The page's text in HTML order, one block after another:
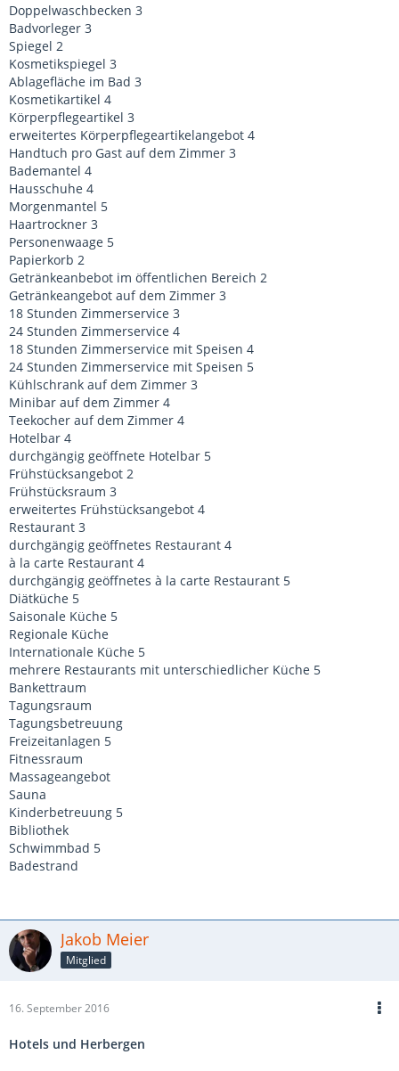
Doppelwaschbecken 3
Badvorleger 3
Spiegel 2
Kosmetikspiegel 3
Ablagefläche im Bad 3
Kosmetikartikel 4
Körperpflegeartikel 3
erweitertes Körperpflegeartikelangebot 4
Handtuch pro Gast auf dem Zimmer 3
Bademantel 4
Hausschuhe 4
Morgenmantel 5
Haartrockner 3
Personenwaage 5
Papierkorb 2
Getränkeanbebot im öffentlichen Bereich 2
Getränkeangebot auf dem Zimmer 3
18 Stunden Zimmerservice 3
24 Stunden Zimmerservice 4
18 Stunden Zimmerservice mit Speisen 4
24 Stunden Zimmerservice mit Speisen 5
Kühlschrank auf dem Zimmer 3
Minibar auf dem Zimmer 4
Teekocher auf dem Zimmer 4
Hotelbar 4
durchgängig geöffnete Hotelbar 5
Frühstücksangebot 2
Frühstücksraum 3
erweitertes Frühstücksangebot 4
Restaurant 3
durchgängig geöffnetes Restaurant 4
à la carte Restaurant 4
durchgängig geöffnetes à la carte Restaurant 5
Diätküche 5
Saisonale Küche 5
Regionale Küche
Internationale Küche 5
mehrere Restaurants mit unterschiedlicher Küche 5
Bankettraum
Tagungsraum
Tagungsbetreuung
Freizeitanlagen 5
Fitnessraum
Massageangebot
Sauna
Kinderbetreuung 5
Bibliothek
Schwimmbad 5
Badestrand
Jakob Meier
Mitglied
16. September 2016
Hotels und Herbergen